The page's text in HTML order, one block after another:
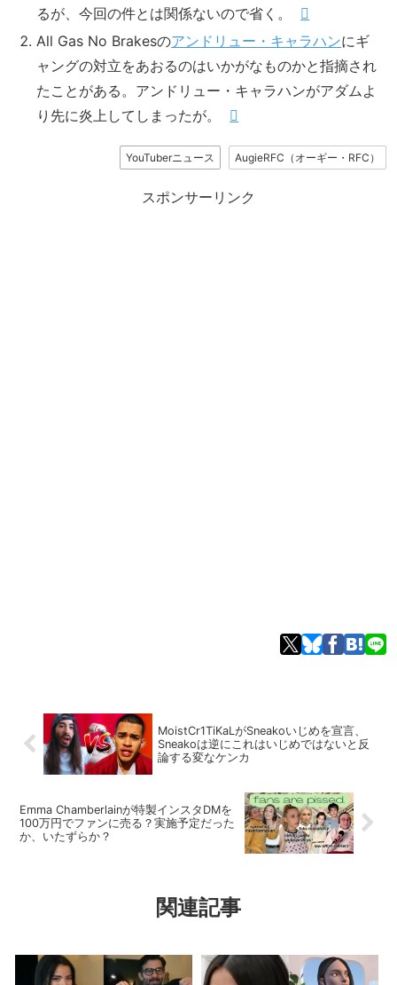
るが、今回の件とは関係ないので省く。
All Gas No Brakesのアンドリュー・キャラハンにギ
ャングの対立をあおるのはいかがなものかと指摘され
たことがある。アンドリュー・キャラハンがアダムよ
り先に炎上してしまったが。
YouTuberニュース AugieRFC（オーギー・RFC）
スポンサーリンク
MoistCr1TiKaLがSneakoいじめを宣言、
Sneakoは逆にこれはいじめではないと反
論する変なケンカ
Emma Chamberlainが特製インスタDMを
100万円でファンに売る？実施予定だった
か、いたずらか？
関連記事